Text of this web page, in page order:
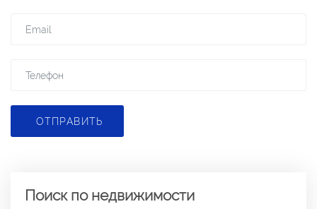
ОТПРАВИТЬ
Поиск по недвижимости